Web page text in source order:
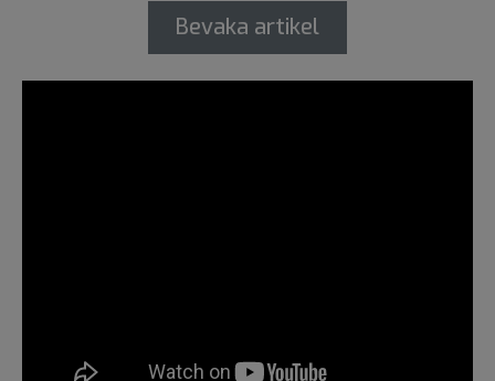
Bevaka artikel